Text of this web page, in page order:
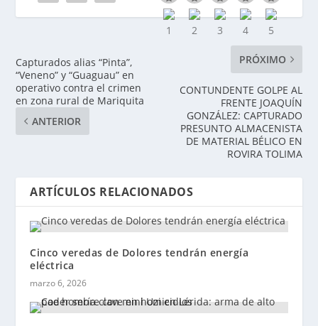
Capturados alias “Pinta”,
“Veneno” y “Guaguau” en
operativo contra el crimen
en zona rural de Mariquita
ANTERIOR
PRÓXIMO
CONTUNDENTE GOLPE AL
FRENTE JOAQUÍN
GONZÁLEZ: CAPTURADO
PRESUNTO ALMACENISTA
DE MATERIAL BÉLICO EN
ROVIRA TOLIMA
ARTÍCULOS RELACIONADOS
Cinco veredas de Dolores tendrán energía
eléctrica
marzo 6, 2026